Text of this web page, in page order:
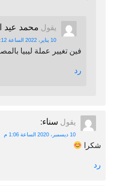
يقول محمد عيد
10 يناير، 2022 الساعة 2:12 ص
فين تغيير عملة ليبيا
رد
يقول سناء:
10 ديسمبر، 2020 الساعة 1:06 م
شكرا
رد